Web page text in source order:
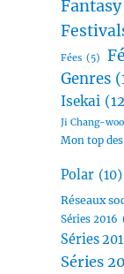
Fantasy
Fées (5)
Genres
Isekai
Ji Chang-
Mon top
Polar (10)
Réseaux
Séries 2016
Séries
Séries